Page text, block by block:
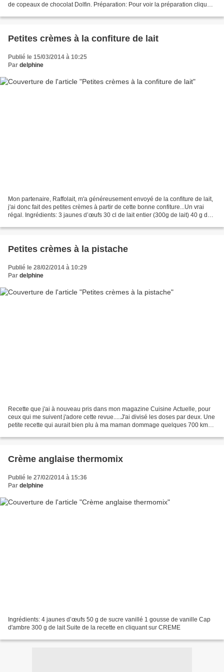
de copeaux de chocolat Dolfin. Préparation: Pour voir la préparation cliquer
Petites crèmes à la confiture de lait
Publié le 15/03/2014 à 10:25
Par delphine
Mon partenaire, Raffolait, m'a généreusement envoyé de la confiture de lait,
j'ai donc fait des petites crèmes à partir de cette bonne confiture...Un vrai
régal. Ingrédients: 3 jaunes d’œufs 30 cl de lait entier (300g de lait) 40 g de
Petites crèmes à la pistache
Publié le 28/02/2014 à 10:29
Par delphine
Recette que j'ai à nouveau pris dans mon magazine Cuisine Actuelle, pour
ceux qui me suivent j'adore cette revue.....J'ai divisé les doses par deux. Une
petite recette qui aurait bien plu à ma maman dommage quelques 700 km
Crème anglaise thermomix
Publié le 27/02/2014 à 15:36
Par delphine
Ingrédients: 4 jaunes d’œufs 50 g de sucre vanillé 1 gousse de vanille Cap
d'ambre 300 g de lait Suite de la recette en cliquant sur CREME